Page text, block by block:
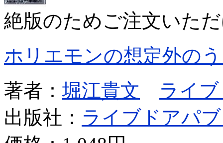
絶版のためご注文いた
ホリエモンの想定外の
著者： 堀江貴文
ライ
出版社： ライブドアパ